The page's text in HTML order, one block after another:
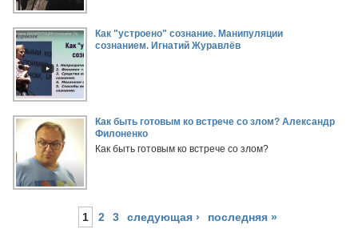
Как "устроено" сознание. Манипуляции
сознанием. Игнатий Журавлёв
Как быть готовым ко встрече со злом? Александр
Филоненко
Как быть готовым ко встрече со злом?
1 2 3 следующая › последняя »